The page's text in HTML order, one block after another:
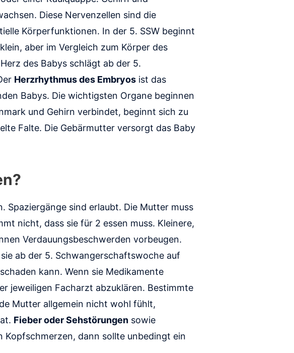
Diese Nervenzellen sind die
Körperfunktionen. In der 5. SSW beginnt
aber im Vergleich zum Körper des
des Babys schlägt ab der 5.
Herzrhythmus des Embryos ist das
Babys. Die wichtigsten Organe beginnen
und Gehirn verbindet, beginnt sich zu
Falte. Die Gebärmutter versorgt das Baby
Spaziergänge sind erlaubt. Die Mutter muss
nicht, dass sie für 2 essen muss. Kleinere,
Verdauungsbeschwerden vorbeugen.
ab der 5. Schwangerschaftswoche auf
kann. Wenn sie Medikamente
jeweiligen Facharzt abzuklären. Bestimmte
Mutter allgemein nicht wohl fühlt,
Fieber oder Sehstörungen sowie
Kopfschmerzen, dann sollte unbedingt ein